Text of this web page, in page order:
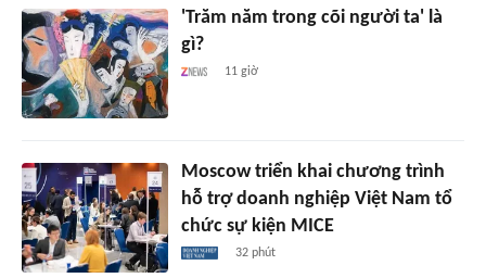
'Trăm năm trong cõi người ta' là
gì?
11 giờ
Moscow triển khai chương trình
hỗ trợ doanh nghiệp Việt Nam tổ
chức sự kiện MICE
32 phút